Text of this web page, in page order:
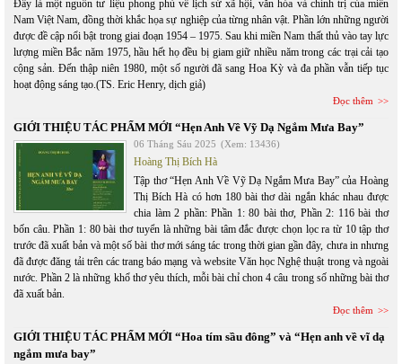
Đây là một nguồn tư liệu phong phú về lịch sử xã hội, văn hóa và chính trị của miền
Nam Việt Nam, đồng thời khắc họa sự nghiệp của từng nhân vật. Phần lớn những người
được đề cập nổi bật trong giai đoạn 1954 – 1975. Sau khi miền Nam thất thủ vào tay lực
lượng miền Bắc năm 1975, hầu hết họ đều bị giam giữ nhiều năm trong các trại cải tạo
cộng sản. Đến thập niên 1980, một số người đã sang Hoa Kỳ và đa phần vẫn tiếp tục
hoạt động sáng tạo.(TS. Eric Henry, dịch giả)
Đọc thêm
GIỚI THIỆU TÁC PHẨM MỚI “Hẹn Anh Về Vỹ Dạ Ngắm Mưa Bay”
06 Tháng Sáu 2025 (Xem: 13436)
Hoàng Thị Bích Hà
Tập thơ “Hẹn Anh Về Vỹ Dạ Ngắm Mưa Bay” của Hoàng
Thị Bích Hà có hơn 180 bài thơ dài ngắn khác nhau được
chia làm 2 phần: Phần 1: 80 bài thơ, Phần 2: 116 bài thơ
bốn câu. Phần 1: 80 bài thơ tuyển là những bài tâm đắc được chọn lọc ra từ 10 tập thơ
trước đã xuất bản và một số bài thơ mới sáng tác trong thời gian gần đây, chưa in nhưng
đã được đăng tải trên các trang báo mạng và website Văn học Nghệ thuật trong và ngoài
nước. Phần 2 là những khổ thơ yêu thích, mỗi bài chỉ chon 4 câu trong số những bài thơ
đã xuất bản.
Đọc thêm
GIỚI THIỆU TÁC PHẨM MỚI “Hoa tím sầu đông” và “Hẹn anh về vĩ dạ
ngắm mưa bay”